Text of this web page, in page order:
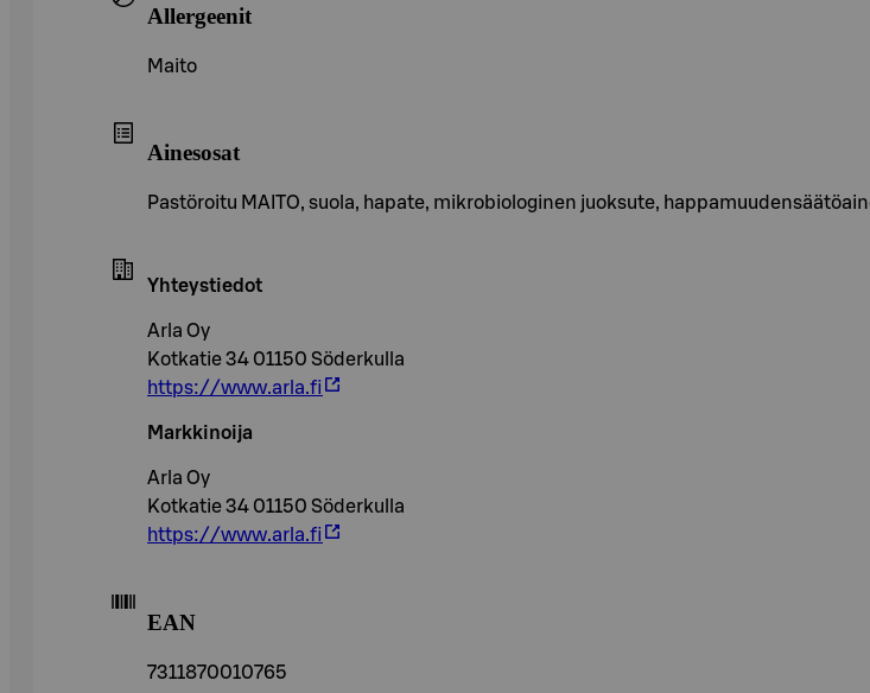
Allergeenit
Maito
Ainesosat
Pastöroitu MAITO, suola, hapate, mikrobiologinen juoksute,
Yhteystiedot
Arla Oy
Kotkatie 34 01150 Söderkulla
https://www.arla.fi
Markkinoija
Arla Oy
Kotkatie 34 01150 Söderkulla
https://www.arla.fi
EAN
7311870010765